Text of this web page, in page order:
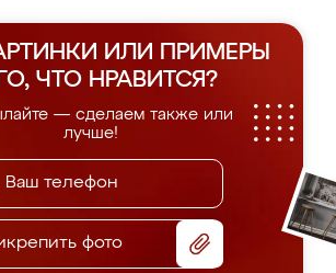
ИЛИ ПРИМЕРЫ
ЧТО НРАВИТСЯ?
— сделаем также или
лучше!
фото